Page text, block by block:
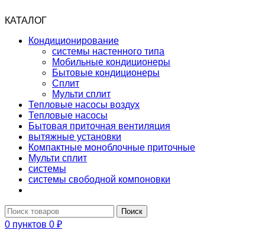
КАТАЛОГ
Кондиционирование
системы настенного типа
Мобильные кондиционеры
Бытовые кондиционеры
Сплит
Мульти сплит
Тепловые насосы воздух
Тепловые насосы
Бытовая приточная вентиляция
вытяжные установки
Компактные моноблочные приточные
Мульти сплит
системы
системы свободной компоновки
Поиск
0 пунктов 0 ₽